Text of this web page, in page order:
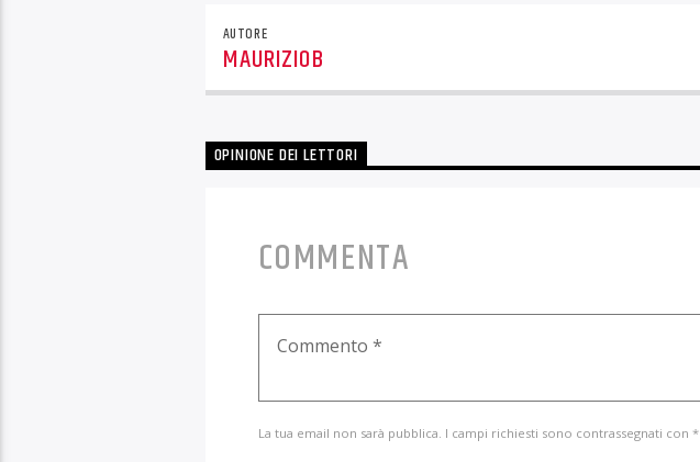
AUTORE
MAURIZIOB
OPINIONE DEI LETTORI
COMMENTA
La tua email non sarà pubblica. I campi richiesti sono contrassegnati con *